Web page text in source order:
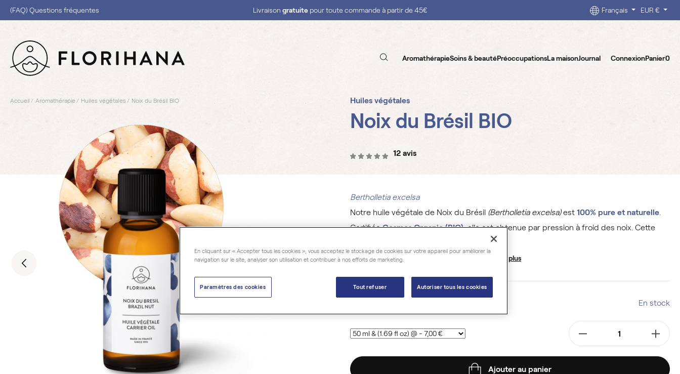
(FAQ) Questions fréquentes Livraison gratuitepour toute commande à partir de 45€ Français EUR €
AromathérapieSoins & beautéPréoccupationsLa maisonJournal ConnexionPanier0
Accueil Aromathérapie Huiles végétales Noix du Brésil BIO Huiles végétales
Noix du Brésil BIO
12 avis
Bertholletia excelsa
Notre huile végétale de Noix du Brésil (Bertholletia excelsa)est 100% pure et naturelle
CertifiéeCosmos Organic (BIO), elle est obtenue par pression à froid des noix. Cette
Huile nourrissante et adoucissante.
En savoir plus
7,00 € En stock
Ajouter au panier
En cliquant sur « Accepter tous les cookies », vous acceptez le stockage de cookies sur votre appareil pour améliorer la
navigation sur le site, analyser son utilisation et contribuer à nos efforts de marketing.
Tout refuser Autoriser tous les cookies
Paramètres des cookies